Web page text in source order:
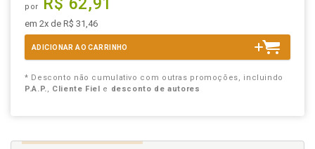
por R$ 62,91
em 2x de R$ 31,46
ADICIONAR AO CARRINHO
* Desconto não cumulativo com outras promoções, incluindo
P.A.P., Cliente Fiel e desconto de autores